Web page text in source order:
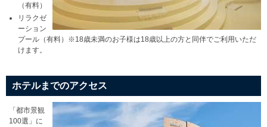
（有料）
リラクゼ
ーション
プール（有料）※18歳未満のお子様は18歳以上の方と同伴でご利用いただ
けます。
ホテルまでのアクセス
「都市景観
100選」に